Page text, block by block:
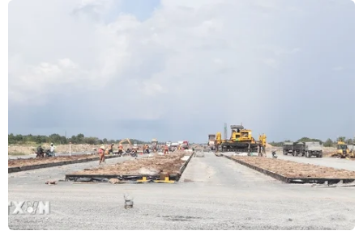
Mỹ có thể khiến châu Âu chịu tác
EU tuyên bố vượt qua “phép thử” an
ninh biên giới sau khủng hoảng
Ceuta
05/08/2026 00:37
Nga và Ukraine tiếp tục tấn